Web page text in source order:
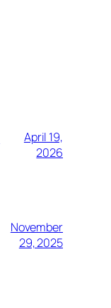
April 19,
2026
November
29, 2025